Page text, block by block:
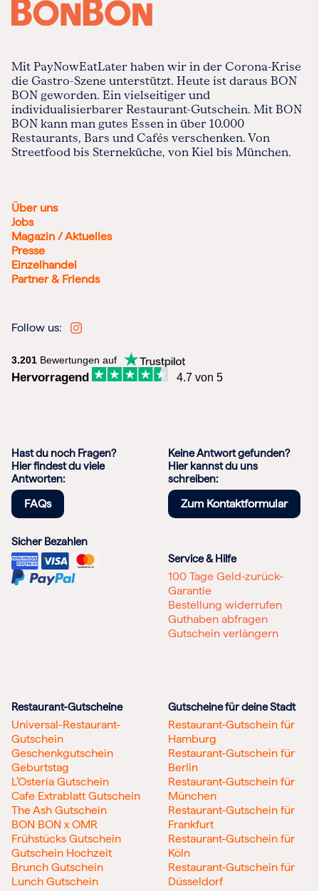
Mit PayNowEatLater haben wir in der Corona-Krise
die Gastro-Szene unterstützt. Heute ist daraus BON
BON geworden. Ein vielseitiger und
individualisierbarer Restaurant-Gutschein. Mit BON
BON kann man gutes Essen in über 10.000
Restaurants, Bars und Cafés verschenken. Von
Streetfood bis Sterneküche, von Kiel bis München.
Über uns
Jobs
Magazin / Aktuelles
Presse
Einzelhandel
Partner & Friends
Follow us:
3.201 Bewertungen auf
Hervorragend 4.7 von 5
Hast du noch Fragen?
Hier findest du viele
Antworten:
FAQs
Keine Antwort gefunden?
Hier kannst du uns
schreiben:
Zum Kontaktformular
Sicher Bezahlen
Service & Hilfe
100 Tage Geld-zurück-
Garantie
Bestellung widerrufen
Guthaben abfragen
Gutschein verlängern
Restaurant-Gutscheine
Universal-Restaurant-
Gutschein
Geschenkgutschein
Geburtstag
L’Osteria Gutschein
Cafe Extrablatt Gutschein
The Ash Gutschein
BON BON x OMR
Frühstücks Gutschein
Gutschein Hochzeit
Brunch Gutschein
Lunch Gutschein
Gutscheine für deine Stadt
Restaurant-Gutschein für
Hamburg
Restaurant-Gutschein für
Berlin
Restaurant-Gutschein für
München
Restaurant-Gutschein für
Frankfurt
Restaurant-Gutschein für
Köln
Restaurant-Gutschein für
Düsseldorf